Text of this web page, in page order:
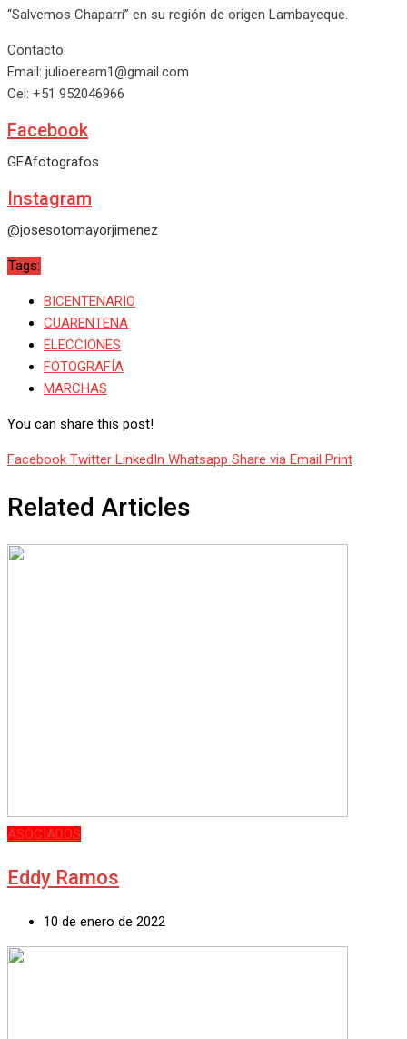
“Salvemos Chaparrí” en su región de origen Lambayeque.
Contacto:
Email: julioeream1@gmail.com
Cel: +51 952046966
Facebook
GEAfotografos
Instagram
@josesotomayorjimenez
Tags:
BICENTENARIO
CUARENTENA
ELECCIONES
FOTOGRAFÍA
MARCHAS
You can share this post!
Facebook Twitter LinkedIn Whatsapp Share via Email Print
Related Articles
ASOCIADOS
Eddy Ramos
10 de enero de 2022